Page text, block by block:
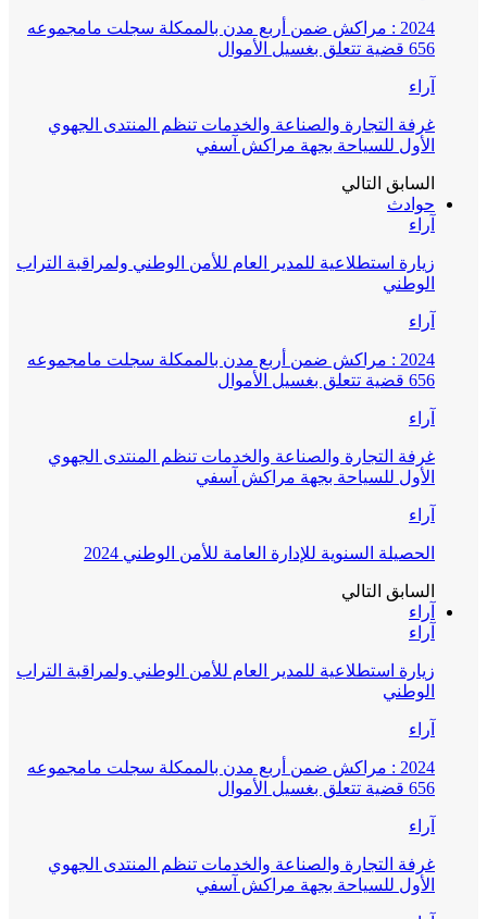
2024 : مراكش ضمن أربع مدن بالممكلة سجلت مامجموعه
656 قضية تتعلق بغسيل الأموال
آراء
غرفة التجارة والصناعة والخدمات تنظم المنتدى الجهوي
الأول للسياحة بجهة مراكش آسفي
السابق التالي
حوادث
آراء
زيارة استطلاعية للمدير العام للأمن الوطني ولمراقبة التراب
الوطني
آراء
2024 : مراكش ضمن أربع مدن بالممكلة سجلت مامجموعه
656 قضية تتعلق بغسيل الأموال
آراء
غرفة التجارة والصناعة والخدمات تنظم المنتدى الجهوي
الأول للسياحة بجهة مراكش آسفي
آراء
الحصيلة السنوية للإدارة العامة للأمن الوطني 2024
السابق التالي
آراء
آراء
زيارة استطلاعية للمدير العام للأمن الوطني ولمراقبة التراب
الوطني
آراء
2024 : مراكش ضمن أربع مدن بالممكلة سجلت مامجموعه
656 قضية تتعلق بغسيل الأموال
آراء
غرفة التجارة والصناعة والخدمات تنظم المنتدى الجهوي
الأول للسياحة بجهة مراكش آسفي